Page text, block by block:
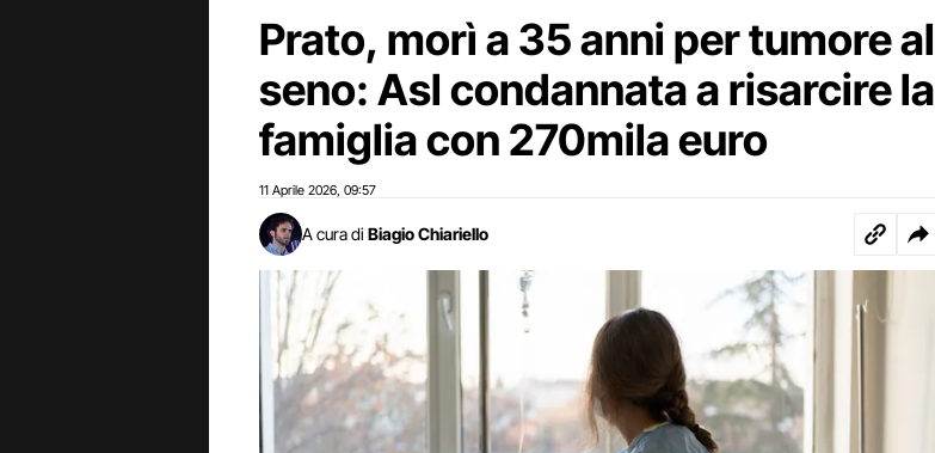
LOTTO E SUPERENALOTTO
Prato, morì a 35 anni per tumore al
seno: Asl condannata a risarcire la
famiglia con 270mila euro
11 Aprile 2026 09:57
A cura di Biagio Chiariello